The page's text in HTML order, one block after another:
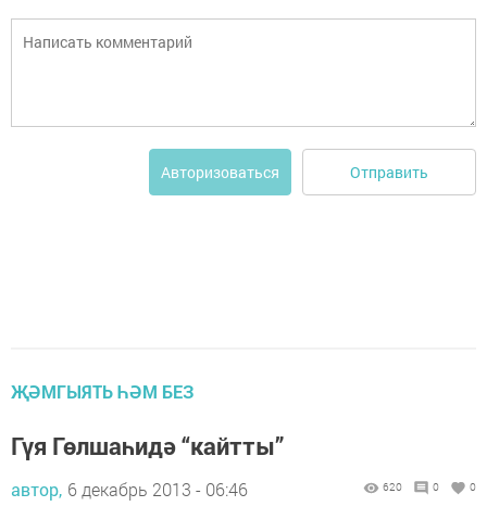
Авторизоваться Отправить
ҖӘМГЫЯТЬ ҺӘМ БЕЗ
Гүя Гөлшаһидә “кайтты”
автор, 6 декабрь 2013 - 06:46 620 0 0